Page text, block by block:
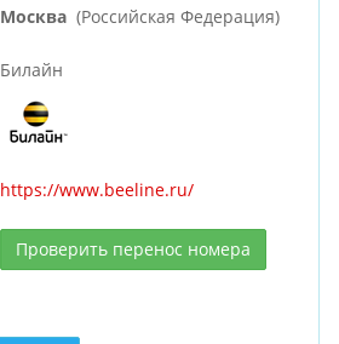
Москва (Российская Федерация)
Билайн
https://www.beeline.ru/
Проверить перенос номера